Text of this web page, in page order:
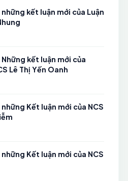
kết luận mới của Luận
kết luận mới của
Lê Thị Yến Oanh
Kết luận mới của NCS
Kết luận mới của NCS